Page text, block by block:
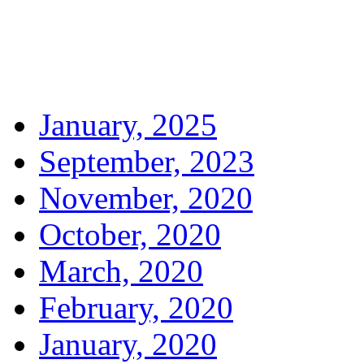
January, 2025
September, 2023
November, 2020
October, 2020
March, 2020
February, 2020
January, 2020